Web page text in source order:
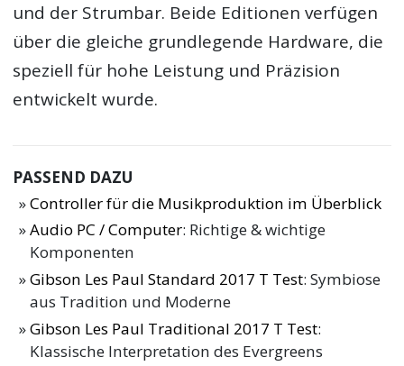
und der Strumbar. Beide Editionen verfügen
über die gleiche grundlegende Hardware, die
speziell für hohe Leistung und Präzision
entwickelt wurde.
PASSEND DAZU
Controller für die Musikproduktion im Überblick
Audio PC / Computer: Richtige & wichtige
Komponenten
Gibson Les Paul Standard 2017 T Test: Symbiose
aus Tradition und Moderne
Gibson Les Paul Traditional 2017 T Test:
Klassische Interpretation des Evergreens